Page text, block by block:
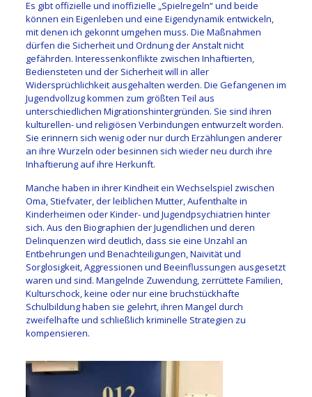
Es gibt offizielle und inoffizielle „Spielregeln“ und beide
können ein Eigenleben und eine Eigendynamik entwickeln,
mit denen ich gekonnt umgehen muss. Die Maßnahmen
dürfen die Sicherheit und Ordnung der Anstalt nicht
gefährden. Interessenkonflikte zwischen Inhaftierten,
Bediensteten und der Sicherheit will in aller
Widersprüchlichkeit ausgehalten werden. Die Gefangenen im
Jugendvollzug kommen zum größten Teil aus
unterschiedlichen Migrationshintergründen. Sie sind ihren
kulturellen- und religiösen Verbindungen entwurzelt worden.
Sie erinnern sich wenig oder nur durch Erzählungen anderer
an ihre Wurzeln oder besinnen sich wieder neu durch ihre
Inhaftierung auf ihre Herkunft.
Manche haben in ihrer Kindheit ein Wechselspiel zwischen
Oma, Stiefvater, der leiblichen Mutter, Aufenthalte in
Kinderheimen oder Kinder- und Jugendpsychiatrien hinter
sich. Aus den Biographien der Jugendlichen und deren
Delinquenzen wird deutlich, dass sie eine Unzahl an
Entbehrungen und Benachteiligungen, Naivität und
Sorglosigkeit, Aggressionen und Beeinflussungen ausgesetzt
waren und sind. Mangelnde Zuwendung, zerrüttete Familien,
Kulturschock, keine oder nur eine bruchstückhafte
Schulbildung haben sie gelehrt, ihren Mangel durch
zweifelhafte und schließlich kriminelle Strategien zu
kompensieren.